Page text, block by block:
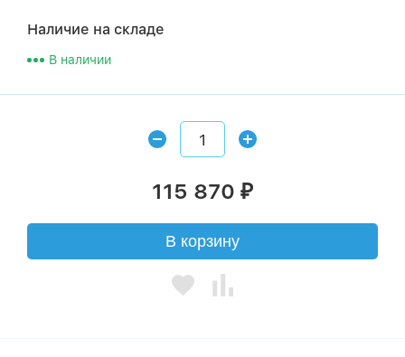
Наличие на складе
В наличии
115 870 ₽
В корзину